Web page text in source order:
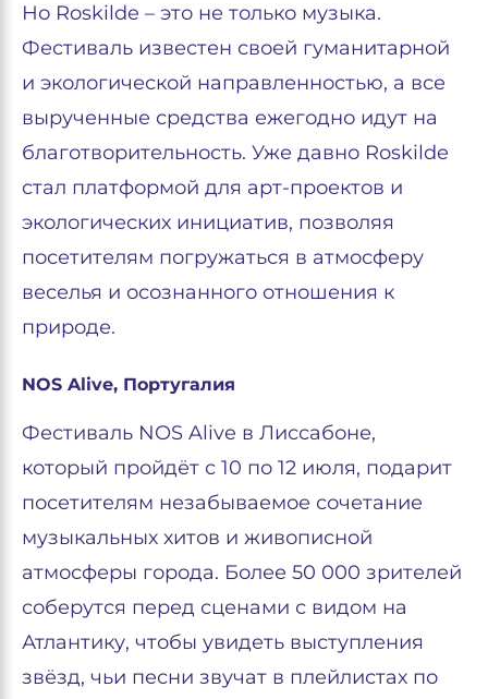
Но Roskilde – это не только музыка.
Фестиваль известен своей гуманитарной
и экологической направленностью, а все
вырученные средства ежегодно идут на
благотворительность. Уже давно Roskilde
стал платформой для арт-проектов и
экологических инициатив, позволяя
посетителям погружаться в атмосферу
веселья и осознанного отношения к
природе.
NOS Alive, Португалия
Фестиваль NOS Alive в Лиссабоне,
который пройдёт с 10 по 12 июля, подарит
посетителям незабываемое сочетание
музыкальных хитов и живописной
атмосферы города. Более 50 000 зрителей
соберутся перед сценами с видом на
Атлантику, чтобы увидеть выступления
звёзд, чьи песни звучат в плейлистах по